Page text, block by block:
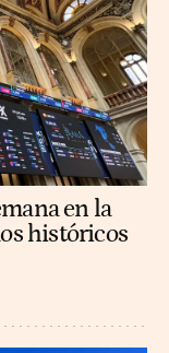
en la
históricos